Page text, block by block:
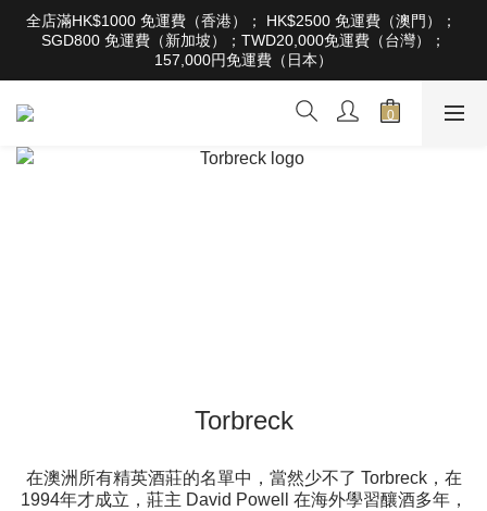
根據香港法律，不得在業務過程中，向未成年人售賣或供應令人醺
醉的酒類。Under the law of Hong Kong, intoxicating liquor must
not be sold or supplied to a minor in the course of business
全店滿HK$1000 免運費（香港）； HK$2500 免運費（澳門）；
SGD800 免運費（新加坡）；TWD20,000免運費（台灣）；
157,000円免運費（日本）
根據香港法律，不得在業務過程中，向未成年人售賣或供應令人醺
醉的酒類。Under the law of Hong Kong, intoxicating liquor must
Torbreck
在澳洲所有精英酒莊的名單中，當然少不了 Torbreck，在
1994年才成立，莊主 David Powell 在海外學習釀酒多年，